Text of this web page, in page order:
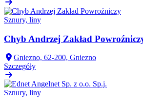
Sznury, liny
Chyb Andrzej Zakład
Gniezno, 62-200, Gniezno
Szczegóły
Sznury, liny